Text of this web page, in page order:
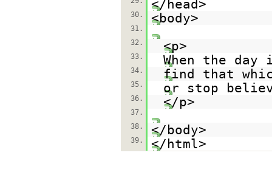
</head>
30. <body>
31.
32.
<p>
33. When the
34. find that
35. or stop
36. </p>
37.
38.
</body>
39. </html>